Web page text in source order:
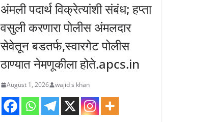
अंमली पदार्थ विक्रेत्यांशी संबंध; हप्ता
वसुली करणारा पोलीस अंमलदार
सेवेतून बडतर्फ,स्वारगेट पोलीस
ठाण्यात नेमणूकीला होते.apcs.in
August 1, 2026 wajid s khan